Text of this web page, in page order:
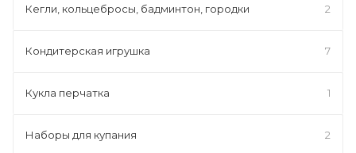
Кегли, кольцебросы, бадминтон, городки 2
Кондитерская игрушка 7
Кукла перчатка 1
Наборы для купания 2